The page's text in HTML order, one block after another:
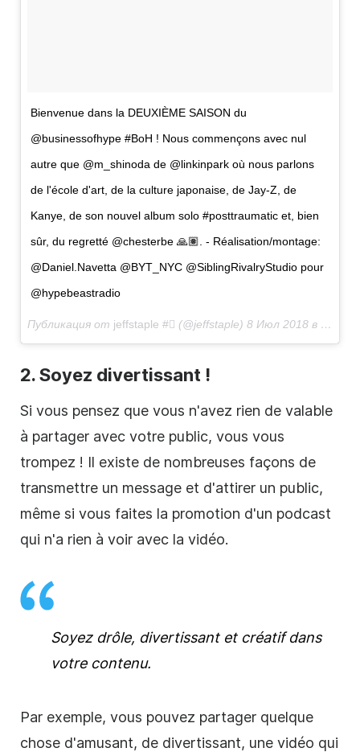
Bienvenue dans la DEUXIÈME SAISON du
@businessofhype #BoH ! Nous commençons avec nul
autre que @m_shinoda de @linkinpark où nous parlons
de l'école d'art, de la culture japonaise, de Jay-Z, de
Kanye, de son nouvel album solo #posttraumatic et, bien
sûr, du regretté @chesterbe 🙏🏽. - Réalisation/montage:
@Daniel.Navetta @BYT_NYC @SiblingRivalryStudio pour
@hypebeastradio
Публикация от jeffstaple # (@jeffstaple) 8 Июл 2018 в 2:04 PDT
2. Soyez divertissant !
Si vous pensez que vous n'avez rien de valable
à partager avec votre public, vous vous
trompez ! Il existe de nombreuses façons de
transmettre un message et d'attirer un public,
même si vous faites la promotion d'un podcast
qui n'a rien à voir avec la vidéo.
Soyez drôle, divertissant et créatif dans
votre contenu.
Par exemple, vous pouvez partager quelque
chose d'amusant, de divertissant, une vidéo qui